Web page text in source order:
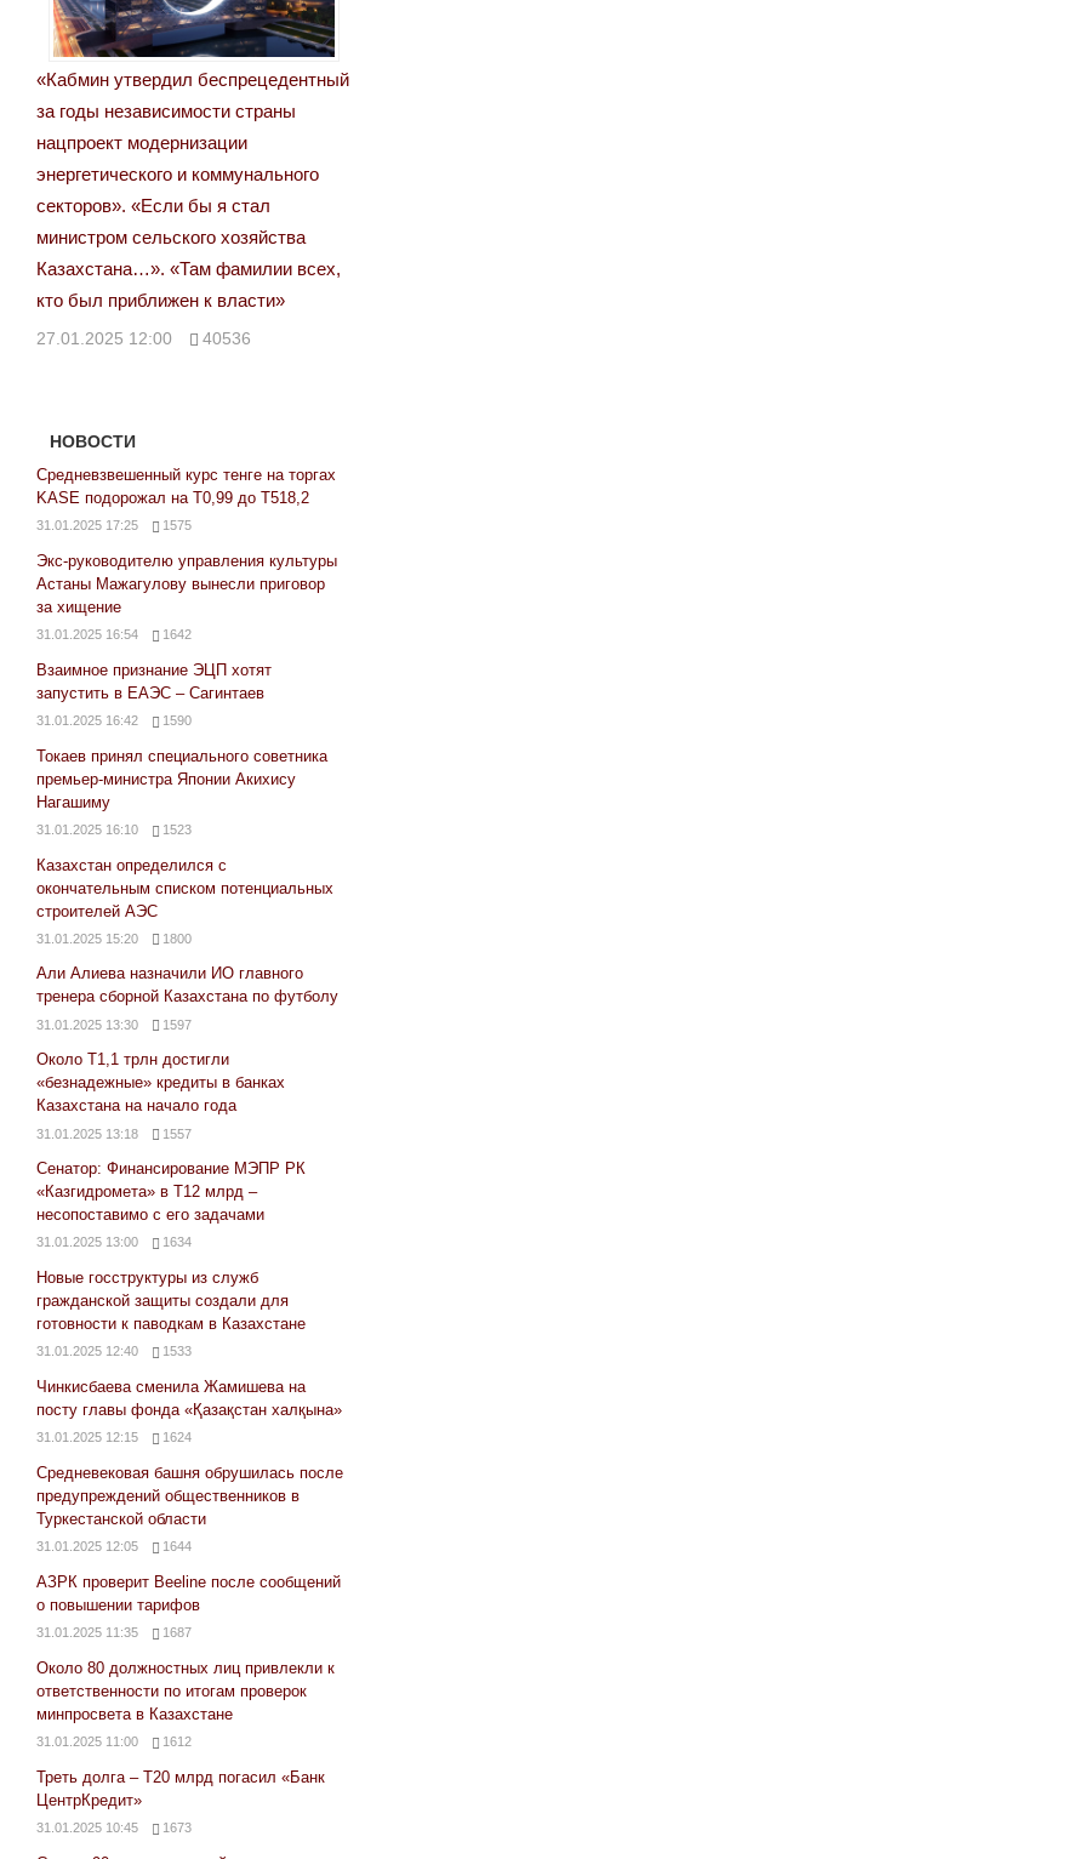
«Кабмин утвердил беспрецедентный
за годы независимости страны
нацпроект модернизации
энергетического и коммунального
секторов». «Если бы я стал
министром сельского хозяйства
Казахстана…». «Там фамилии всех,
кто был приближен к власти»
27.01.2025 12:00 40536
НОВОСТИ
Средневзвешенный курс тенге на торгах
KASE подорожал на Т0,99 до Т518,2
31.01.2025 17:25 1575
Экс-руководителю управления культуры
Астаны Мажагулову вынесли приговор
за хищение
31.01.2025 16:54 1642
Взаимное признание ЭЦП хотят
запустить в ЕАЭС – Сагинтаев
31.01.2025 16:42 1590
Токаев принял специального советника
премьер-министра Японии Акихису
Нагашиму
31.01.2025 16:10 1523
Казахстан определился с
окончательным списком потенциальных
строителей АЭС
31.01.2025 15:20 1800
Али Алиева назначили ИО главного
тренера сборной Казахстана по футболу
31.01.2025 13:30 1597
Около Т1,1 трлн достигли
«безнадежные» кредиты в банках
Казахстана на начало года
31.01.2025 13:18 1557
Сенатор: Финансирование МЭПР РК
«Казгидромета» в Т12 млрд –
несопоставимо с его задачами
31.01.2025 13:00 1634
Новые госструктуры из служб
гражданской защиты создали для
готовности к паводкам в Казахстане
31.01.2025 12:40 1533
Чинкисбаева сменила Жамишева на
посту главы фонда «Қазақстан халқына»
31.01.2025 12:15 1624
Средневековая башня обрушилась после
предупреждений общественников в
Туркестанской области
31.01.2025 12:05 1644
АЗРК проверит Beeline после сообщений
о повышении тарифов
31.01.2025 11:35 1687
Около 80 должностных лиц привлекли к
ответственности по итогам проверок
минпросвета в Казахстане
31.01.2025 11:00 1612
Треть долга – Т20 млрд погасил «Банк
ЦентрКредит»
31.01.2025 10:45 1673